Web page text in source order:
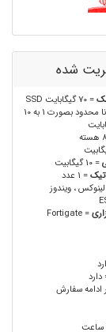
= 70 گیگابایت SSD
محدود بصورت 1 به 10
= 10 گیگابیت
= 1 عدد
= Fortigate
دارد
ادامه سفارش